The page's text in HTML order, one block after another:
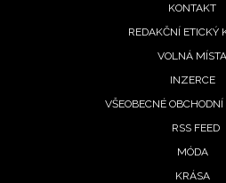
KONTAKT
REDAKČNÍ ETICKÝ
VOLNÁ MÍSTA
INZERCE
VŠEOBECNÉ
RSS FEED
MÓDA
KRÁSA